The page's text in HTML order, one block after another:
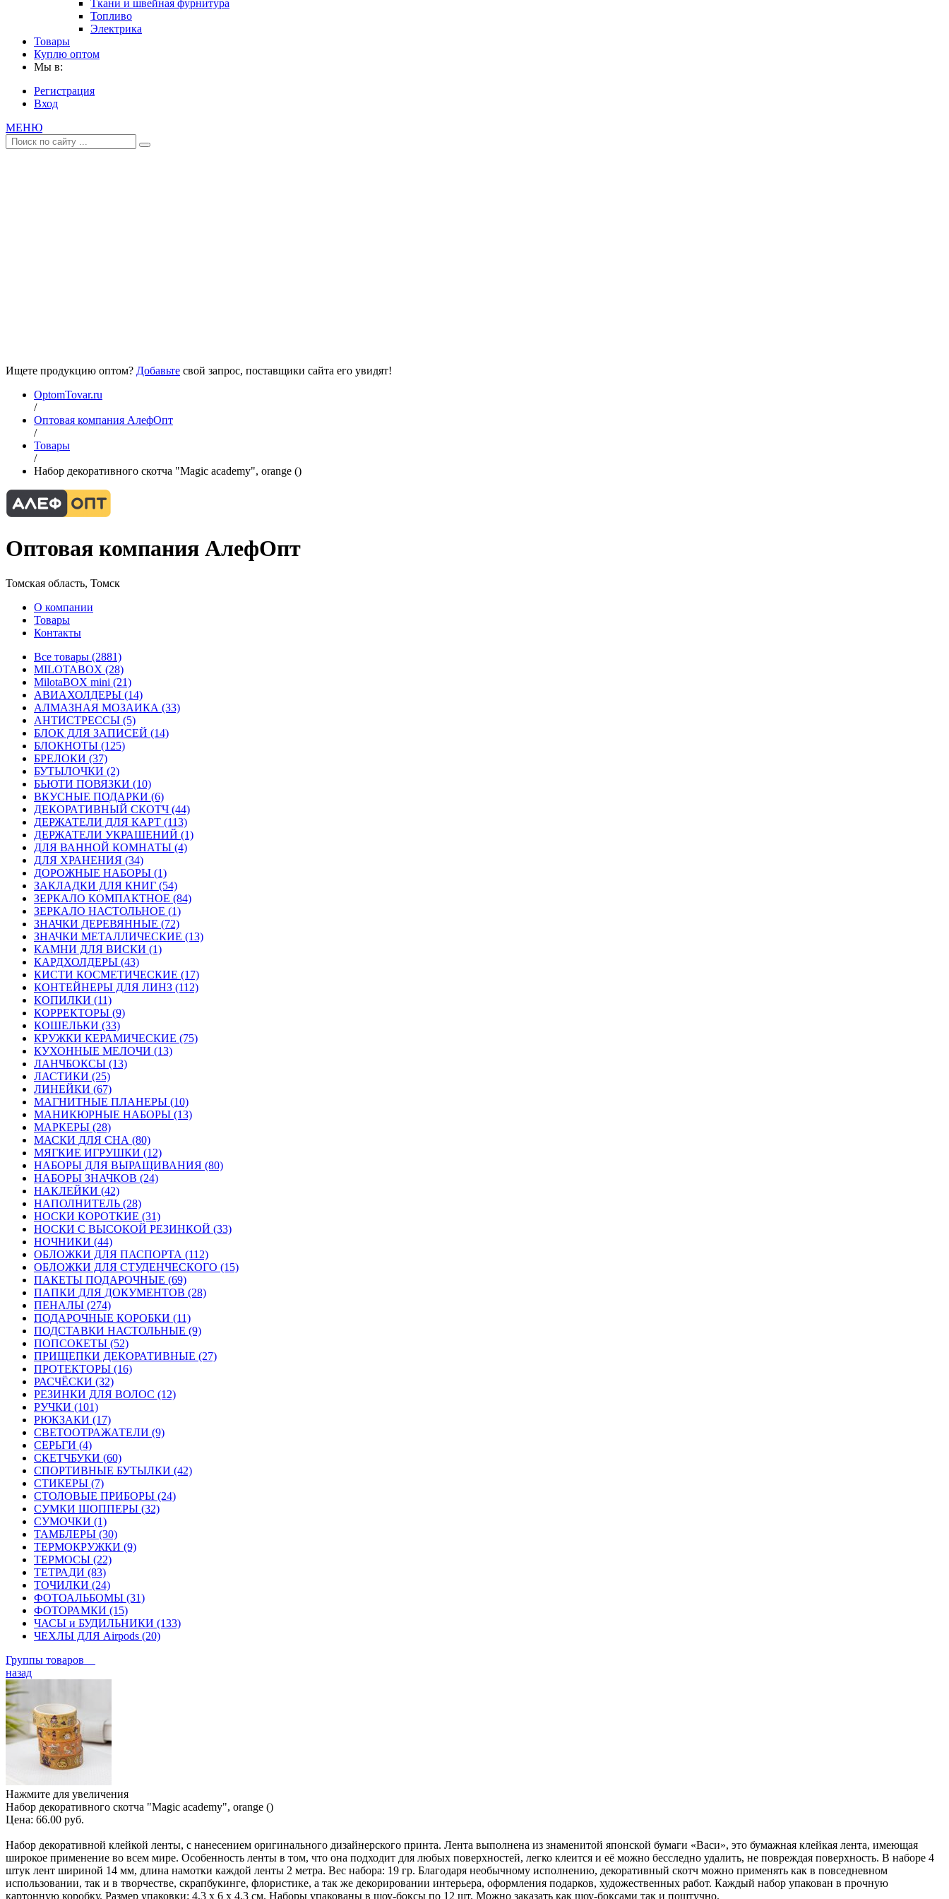
Ткани и швейная фурнитура
Топливо
Электрика
Товары
Куплю оптом
Мы в:
Регистрация
Вход
МЕНЮ
Ищете продукцию оптом? Добавьте свой запрос, поставщики сайта его увидят!
OptomTovar.ru
/
Оптовая компания АлефОпт
/
Товары
/
Набор декоративного скотча "Magic academy", orange ()
Оптовая компания АлефОпт
Томская область, Томск
О компании
Товары
Контакты
Все товары (2881)
MILOTABOX (28)
MilotaBOX mini (21)
АВИАХОЛДЕРЫ (14)
АЛМАЗНАЯ МОЗАИКА (33)
АНТИСТРЕССЫ (5)
БЛОК ДЛЯ ЗАПИСЕЙ (14)
БЛОКНОТЫ (125)
БРЕЛОКИ (37)
БУТЫЛОЧКИ (2)
БЬЮТИ ПОВЯЗКИ (10)
ВКУСНЫЕ ПОДАРКИ (6)
ДЕКОРАТИВНЫЙ СКОТЧ (44)
ДЕРЖАТЕЛИ ДЛЯ КАРТ (113)
ДЕРЖАТЕЛИ УКРАШЕНИЙ (1)
ДЛЯ ВАННОЙ КОМНАТЫ (4)
ДЛЯ ХРАНЕНИЯ (34)
ДОРОЖНЫЕ НАБОРЫ (1)
ЗАКЛАДКИ ДЛЯ КНИГ (54)
ЗЕРКАЛО КОМПАКТНОЕ (84)
ЗЕРКАЛО НАСТОЛЬНОЕ (1)
ЗНАЧКИ ДЕРЕВЯННЫЕ (72)
ЗНАЧКИ МЕТАЛЛИЧЕСКИЕ (13)
КАМНИ ДЛЯ ВИСКИ (1)
КАРДХОЛДЕРЫ (43)
КИСТИ КОСМЕТИЧЕСКИЕ (17)
КОНТЕЙНЕРЫ ДЛЯ ЛИНЗ (112)
КОПИЛКИ (11)
КОРРЕКТОРЫ (9)
КОШЕЛЬКИ (33)
КРУЖКИ КЕРАМИЧЕСКИЕ (75)
КУХОННЫЕ МЕЛОЧИ (13)
ЛАНЧБОКСЫ (13)
ЛАСТИКИ (25)
ЛИНЕЙКИ (67)
МАГНИТНЫЕ ПЛАНЕРЫ (10)
МАНИКЮРНЫЕ НАБОРЫ (13)
МАРКЕРЫ (28)
МАСКИ ДЛЯ СНА (80)
МЯГКИЕ ИГРУШКИ (12)
НАБОРЫ ДЛЯ ВЫРАЩИВАНИЯ (80)
НАБОРЫ ЗНАЧКОВ (24)
НАКЛЕЙКИ (42)
НАПОЛНИТЕЛЬ (28)
НОСКИ КОРОТКИЕ (31)
НОСКИ С ВЫСОКОЙ РЕЗИНКОЙ (33)
НОЧНИКИ (44)
ОБЛОЖКИ ДЛЯ ПАСПОРТА (112)
ОБЛОЖКИ ДЛЯ СТУДЕНЧЕСКОГО (15)
ПАКЕТЫ ПОДАРОЧНЫЕ (69)
ПАПКИ ДЛЯ ДОКУМЕНТОВ (28)
ПЕНАЛЫ (274)
ПОДАРОЧНЫЕ КОРОБКИ (11)
ПОДСТАВКИ НАСТОЛЬНЫЕ (9)
ПОПСОКЕТЫ (52)
ПРИЩЕПКИ ДЕКОРАТИВНЫЕ (27)
ПРОТЕКТОРЫ (16)
РАСЧЁСКИ (32)
РЕЗИНКИ ДЛЯ ВОЛОС (12)
РУЧКИ (101)
РЮКЗАКИ (17)
СВЕТООТРАЖАТЕЛИ (9)
СЕРЬГИ (4)
СКЕТЧБУКИ (60)
СПОРТИВНЫЕ БУТЫЛКИ (42)
СТИКЕРЫ (7)
СТОЛОВЫЕ ПРИБОРЫ (24)
СУМКИ ШОППЕРЫ (32)
СУМОЧКИ (1)
ТАМБЛЕРЫ (30)
ТЕРМОКРУЖКИ (9)
ТЕРМОСЫ (22)
ТЕТРАДИ (83)
ТОЧИЛКИ (24)
ФОТОАЛЬБОМЫ (31)
ФОТОРАМКИ (15)
ЧАСЫ и БУДИЛЬНИКИ (133)
ЧЕХЛЫ ДЛЯ Airpods (20)
Группы товаров
назад
Нажмите для увеличения
Набор декоративного скотча "Magic academy", orange ()
Цена: 66.00 руб.
Набор декоративной клейкой ленты, с нанесением оригинального дизайнерского принта. Лента выполнена из знаменитой японской бумаги «Васи», это бумажная клейкая лента, имеющая
широкое применение во всем мире. Особенность ленты в том, что она подходит для любых поверхностей, легко клеится и её можно бесследно удалить, не повреждая поверхность. В наборе 4
штук лент шириной 14 мм, длина намотки каждой ленты 2 метра. Вес набора: 19 гр. Благодаря необычному исполнению, декоративный скотч можно применять как в повседневном
использовании, так и в творчестве, скрапбукинге, флористике, а так же декорировании интерьера, оформления подарков, художественных работ. Каждый набор упакован в прочную
картонную коробку. Размер упаковки: 4,3 х 6 х 4,3 см. Наборы упакованы в шоу-боксы по 12 шт. Можно заказать как шоу-боксами так и поштучно.